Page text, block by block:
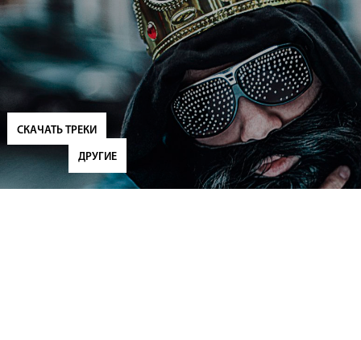
СКАЧАТЬ ТРЕКИ
ДРУГИЕ